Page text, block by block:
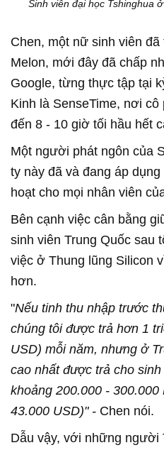
Sinh viên đại học Tshinghua
Chen, một nữ sinh viên
Melon, mới đây đã chấp
Google, từng thực tập tại
Kinh là SenseTime, nơi
đến 8 - 10 giờ tối hầu hết
Một người phát ngôn của
ty này đã và đang áp
hoạt cho mọi nhân viên
Bên cạnh việc cân bằng
sinh viên Trung Quốc sau
việc ở Thung lũng Silicon
hơn.
"Nếu tinh thu nhập trước
chúng tôi được trả hơn 1
USD) mỗi năm, nhưng ở
cao nhất được trả cho
khoảng 200.000 -
43.000 USD)" - Chen nói.
Dẫu vậy, với những người